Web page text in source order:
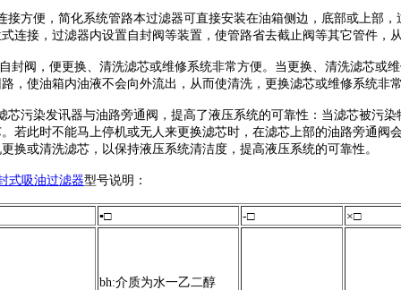
接方便，简化系统管路本过滤器可直接安装在油箱侧边，底部或上部
连接，过滤器内设置自封阀等装置，使管路省去截止阀等其它管件，
封阀，便更换、清洗滤芯或维修系统非常方便。当更换、清洗滤芯或
，使油箱内油液不会向外流出，从而使清洗，更换滤芯或维修系统
芯污染发讯器与油路旁通阀，提高了液压系统的可靠性：当滤芯被污
若此时不能马上停机或无人来更换滤芯时，在滤芯上部的油路旁通阀
换或清洗滤芯，以保持液压系统清洁度，提高液压系统的可靠性。
式吸油过滤器型号说明：
▪□ -□ ×□
bh:介质为水一乙二醇